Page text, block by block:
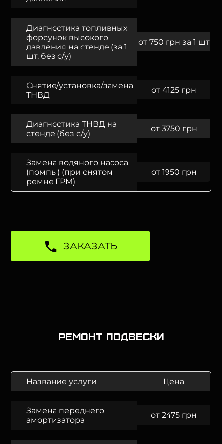
Диагностика топливных
форсунок высокого
давления на стенде (за 1
шт. без с/у)
от 750 грн за 1 шт
Снятие/установка/замена
ТНВД
от 4125 грн
Диагностика ТНВД на
стенде (без с/у)
от 3750 грн
Замена водяного насоса
(помпы) (при снятом
ремне ГРМ)
от 1950 грн
ЗАКАЗАТЬ
Ремонт подвески
Название услуги Цена
Замена переднего
амортизатора
от 2475 грн